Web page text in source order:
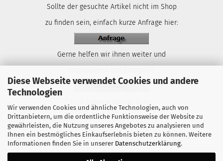
Diese Webseite verwendet Cookies und andere
Technologien
Wir verwenden Cookies und ähnliche Technologien, auch von
Drittanbietern, um die ordentliche Funktionsweise der Website zu
gewährleisten, die Nutzung unseres Angebotes zu analysieren und
Ihnen ein bestmögliches Einkaufserlebnis bieten zu können. Weitere
Informationen finden Sie in unserer Datenschutzerklärung.
Sollte der gesuchte Artikel nicht im Shop
zu finden sein, einfach kurze Anfrage hier:
Gerne helfen wir ihnen weiter und